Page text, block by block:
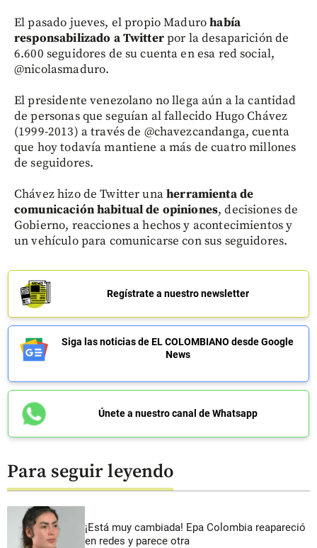
El pasado jueves, el propio Madurohabía
responsabilizado a Twitterpor la desaparición de
6.600 seguidores de su cuenta en esa red social,
@nicolasmaduro.
El presidente venezolano no llega aún a la cantidad
de personas que seguían al fallecido Hugo Chávez
(1999-2013) a través de @chavezcandanga, cuenta
que hoy todavía mantiene a más de cuatro millones
de seguidores.
Chávez hizo de Twitter unaherramienta de
comunicación habitual de opiniones, decisiones de
Gobierno, reacciones a hechos y acontecimientos y
un vehículo para comunicarse con sus seguidores.
Regístrate a nuestro newsletter
Siga las noticias de EL COLOMBIANO desde Google
News
Únete a nuestro canal de Whatsapp
Para seguir leyendo
¡Está muy cambiada! Epa Colombia reapareció
en redes y parece otra